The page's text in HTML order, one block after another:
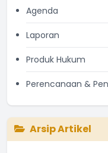
Agenda
Laporan
Produk Hukum
Perencanaan &
Arsip Artikel